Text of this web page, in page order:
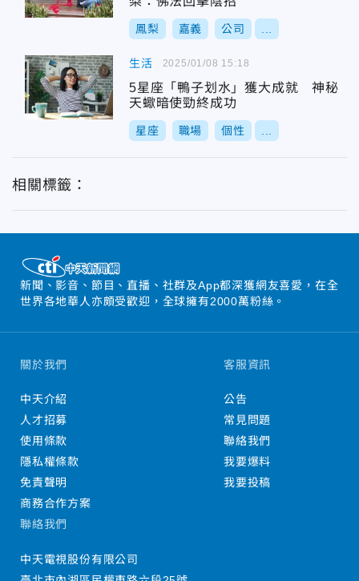
鳳梨 嘉義 公司
生活
5星座「鴨子划水」獲大成就 神秘
天蠍暗使勁終成功
星座 職場 個性
2025/01/08 15:18
相關標籤：
新聞、影音、節目、直播、社群及App都深獲網友喜愛，在全
世界各地華人亦頗受歡迎，全球擁有2000萬粉絲。
關於我們
中天介紹
人才招募
使用條款
隱私權條款
免責聲明
商務合作方案
客服資訊
公告
常見問題
聯絡我們
我要爆料
我要投稿
聯絡我們
中天電視股份有限公司